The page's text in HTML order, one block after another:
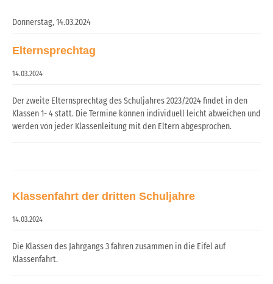
Donnerstag,14.03.2024
Elternsprechtag
14.03.2024
Der zweite Elternsprechtag des Schuljahres 2023/2024 findet in den
Klassen 1- 4 statt. Die Termine können individuell leicht abweichen und
werden von jeder Klassenleitung mit den Eltern abgesprochen.
Klassenfahrt der dritten Schuljahre
14.03.2024
Die Klassen des Jahrgangs 3 fahren zusammen in die Eifel auf
Klassenfahrt.